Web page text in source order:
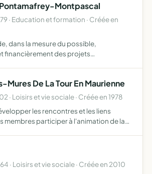
Montpascal
· Education et formation · Créée en
dans la mesure du possible,
financièrement des projets
M…
Mures De La Tour En Maurienne
· Loisirs et vie sociale · Créée en 1978
les rencontres et les liens
membres participer à l'animation de la
· Loisirs et vie sociale · Créée en 2010